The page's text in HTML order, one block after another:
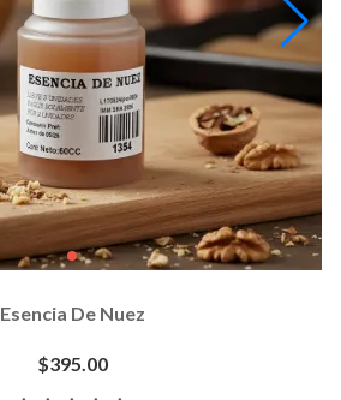
Esencia De Nuez
$395.00